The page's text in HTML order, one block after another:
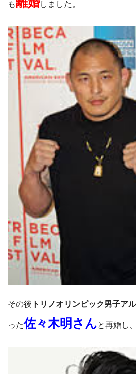
も しました。
その後 トリノオリンピック男子ア
った佐々木明さんと再婚し、